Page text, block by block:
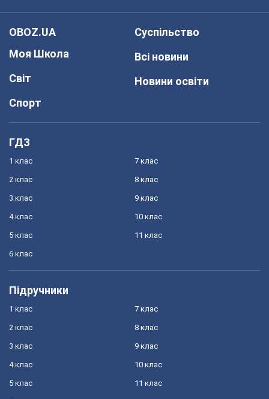
OBOZ.UA
Моя Школа
Світ
Спорт
Суспільство
Всі новини
Новини освіти
ГДЗ
1 клас
2 клас
3 клас
4 клас
5 клас
6 клас
7 клас
8 клас
9 клас
10 клас
11 клас
Підручники
1 клас
2 клас
3 клас
4 клас
5 клас
7 клас
8 клас
9 клас
10 клас
11 клас